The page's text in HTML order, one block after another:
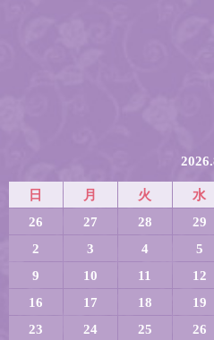
日 月 火 水
26
27 28 29
2
3 4 5
9
10 11 12
16
17 18 19
23
24 25 26